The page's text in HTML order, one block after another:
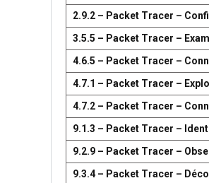
2.9.2 – Packet Tracer –
3.5.5 – Packet Tracer –
4.6.5 – Packet Tracer –
4.7.1 – Packet Tracer –
4.7.2 – Packet Tracer –
9.1.3 – Packet Tracer –
9.2.9 – Packet Tracer –
9.3.4 – Packet Tracer –